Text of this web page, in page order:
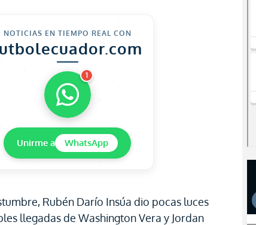
NOTICIAS EN TIEMPO REAL CON
1
Unirme a WhatsApp
Rubén Darío Insúa dio pocas luces
llegadas de Washington Vera y Jordan